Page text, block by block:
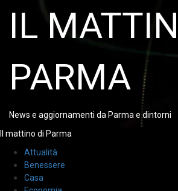
IL
PARMA
News e aggiornamenti da Parma e dintorni
Menu
Il mattino di Parma
Attualità
Benessere
Casa